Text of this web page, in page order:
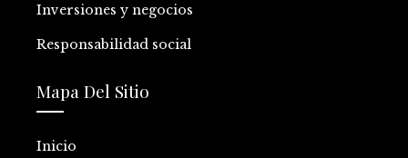
Inversiones y negocios
Responsabilidad social
Mapa Del Sitio
Inicio